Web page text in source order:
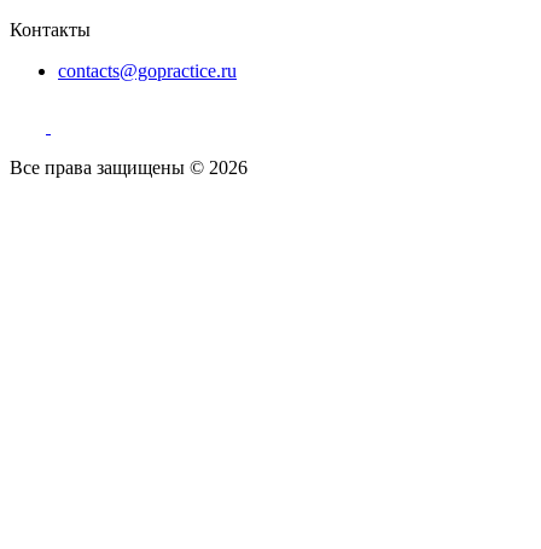
Контакты
contacts@gopractice.ru
Все права защищены © 2026